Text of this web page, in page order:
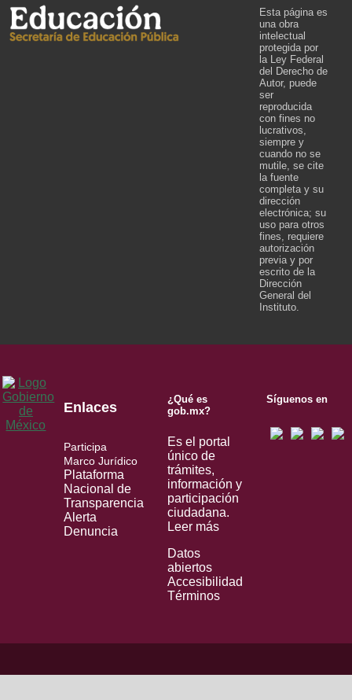
Esta página es
una obra
intelectual
protegida por
la Ley Federal
del Derecho de
Autor, puede
ser
reproducida
con fines no
lucrativos,
siempre y
cuando no se
mutile, se cite
la fuente
completa y su
dirección
electrónica; su
uso para otros
fines, requiere
autorización
previa y por
escrito de la
Dirección
General del
Instituto.
Enlaces
Participa
Marco Jurídico
Plataforma
Nacional de
Transparencia
Alerta
Denuncia
¿Qué es
gob.mx?
Es el portal
único de
trámites,
información y
participación
ciudadana.
Leer más
Datos
abiertos
Accesibilidad
Términos
Síguenos en